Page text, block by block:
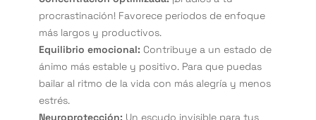
procrastinación! Favorece periodos de enfoque
más largos y productivos.
Equilibrio emocional: Contribuye a un estado de
ánimo más estable y positivo. Para que puedas
bailar al ritmo de la vida con más alegría y menos
estrés.
Neuroprotección: Un escudo invisible para tus